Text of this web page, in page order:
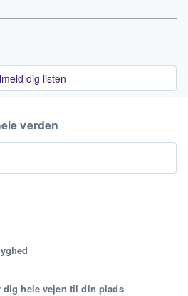
dig listen
dig hele vejen til din plads
verden